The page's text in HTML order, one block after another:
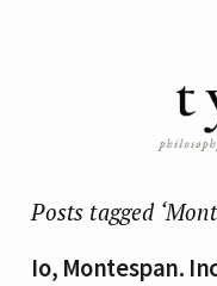
Posts tagged
Io, Montespan.